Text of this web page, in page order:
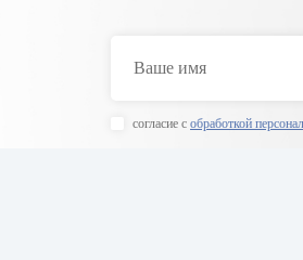
согласие с обработкой